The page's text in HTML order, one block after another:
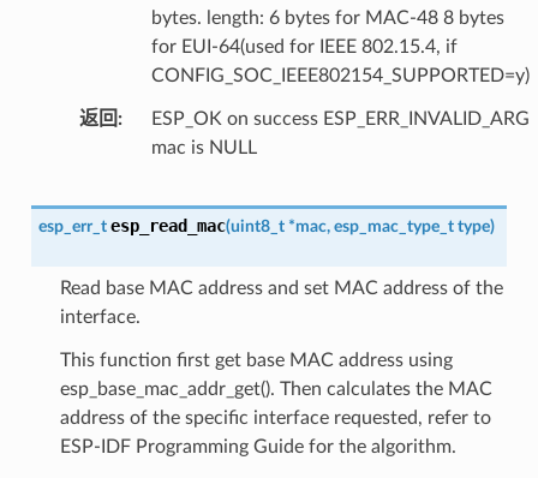
bytes. length: 6 bytes for MAC-48 8 bytes
for EUI-64(used for IEEE 802.15.4, if
CONFIG_SOC_IEEE802154_SUPPORTED=y)
返回
ESP_OK on success ESP_ERR_INVALID_ARG
mac is NULL
esp_err_t esp_read_mac(uint8_t *mac, esp_mac_type_t type)
Read base MAC address and set MAC address of the
interface.
This function first get base MAC address using
esp_base_mac_addr_get(). Then calculates the MAC
address of the specific interface requested, refer to
ESP-IDF Programming Guide for the algorithm.